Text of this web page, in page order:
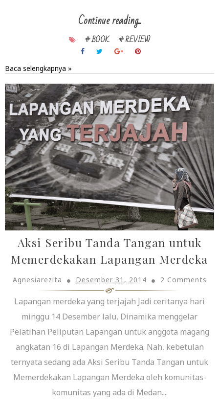
Continue reading...
# BOOK # REVIEW
Baca selengkapnya »
Aksi Seribu Tanda Tangan untuk
Memerdekakan Lapangan Merdeka
Agnesiarezita Desember 31, 2014 2 Comments
Lapangan merdeka yang terjajah Jadi ceritanya hari
minggu 14 Desember lalu, Dinamika menggelar
Pelatihan Peliputan Lapangan untuk anggota magang
angkatan 16 di Lapangan Merdeka. Nah, kebetulan
ternyata sedang ada Aksi Seribu Tanda Tangan untuk
Memerdekakan Lapangan Merdeka oleh komunitas-
komunitas yang ada di Medan....